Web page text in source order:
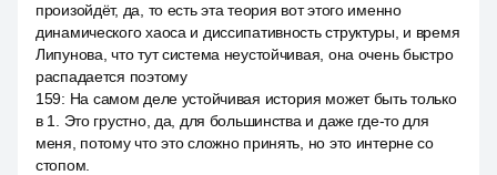
произойдёт, да, то есть эта теория вот этого именно
динамического хаоса и диссипативность структуры, и время
Липунова, что тут система неустойчивая, она очень быстро
распадается поэтому
159: На самом деле устойчивая история может быть только
в 1. Это грустно, да, для большинства и даже где-то для
меня, потому что это сложно принять, но это интерне со
стопом.